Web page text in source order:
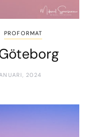
PROFORMAT
2024